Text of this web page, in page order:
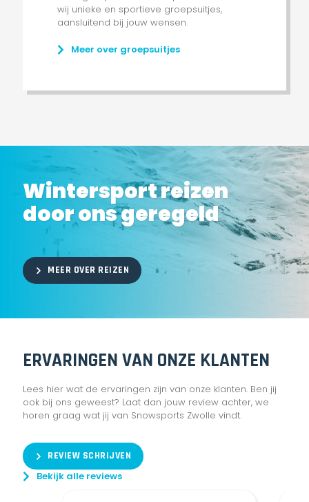
wij unieke en sportieve groepsuitjes,
aansluitend bij jouw wensen.
Meer over groepsuitjes
Wintersport reizen
door ons geregeld
MEER OVER REIZEN
ERVARINGEN VAN ONZE KLANTEN
Lees hier wat de ervaringen zijn van onze klanten. Ben jij
ook bij ons geweest? Laat dan jouw review achter, we
horen graag wat jij van Snowsports Zwolle vindt.
REVIEW SCHRIJVEN
Bekijk alle reviews